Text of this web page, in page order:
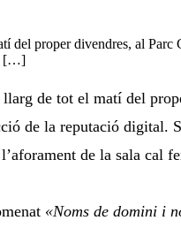
del proper divendres, al
[…]
de tot el matí del
de la reputació digital.
de la sala cal
«Noms de domini i